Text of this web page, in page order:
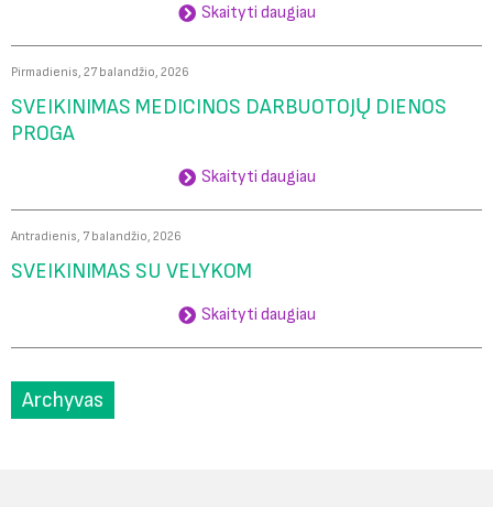
Skaityti daugiau
Pirmadienis, 27 balandžio, 2026
SVEIKINIMAS MEDICINOS DARBUOTOJŲ DIENOS
PROGA
Skaityti daugiau
Antradienis, 7 balandžio, 2026
SVEIKINIMAS SU VELYKOM
Skaityti daugiau
Archyvas